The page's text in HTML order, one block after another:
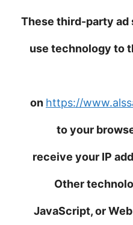
These third-party ad
use technology to
on https://
to your
receive your IP
Other
JavaScript, or